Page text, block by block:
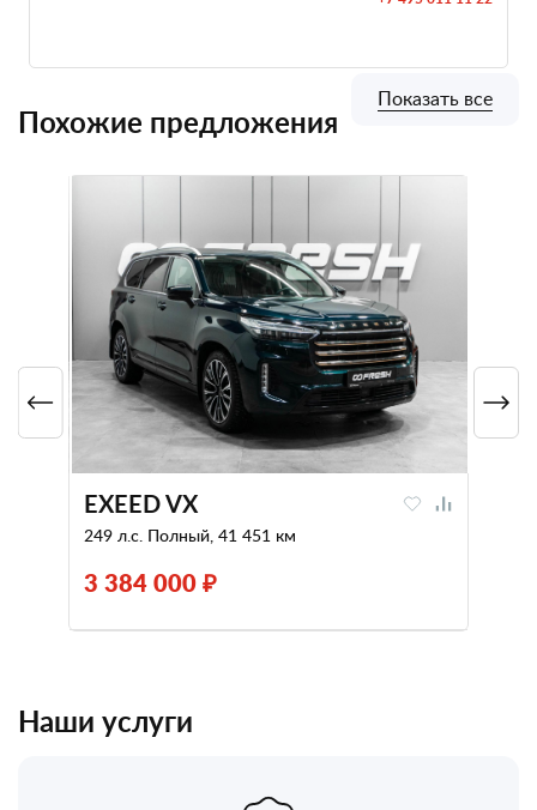
Похожие предложения
EXEED VX
249 л.с. Полный, 41 451 км
3 384 000 ₽
Показать все
Наши услуги